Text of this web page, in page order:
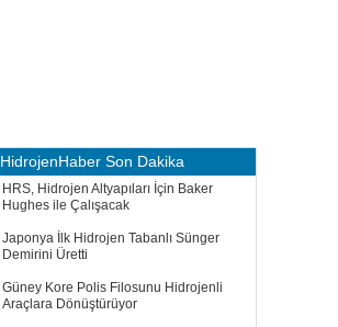
HidrojenHaber Son Dakika
HRS, Hidrojen Altyapıları İçin Baker
Hughes ile Çalışacak
Japonya İlk Hidrojen Tabanlı Sünger
Demirini Üretti
Güney Kore Polis Filosunu Hidrojenli
Araçlara Dönüştürüyor